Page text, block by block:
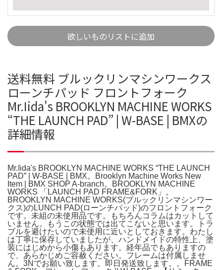
欲しいものリストに追加
送料無料 ブルックリンマシンワークス
ローンチパッド フロントフォーク
Mr.Iida's BROOKLYN MACHINE WORKS
“THE LAUNCH PAD” | W-BASE | BMXの
詳細情報
Mr.Iida's BROOKLYN MACHINE WORKS “THE LAUNCH
PAD” | W-BASE | BMX。Brooklyn Machine Works New
Item | BMX SHOP A-branch。BROOKLYN MACHINE
WORKS 「LAUNCH PAD FRAME&FORK」。
BROOKLYN MACHINE WORKS(ブルックリンマシンワー
クス)のLUNCH PAD(ローンチパッド)のフロントフォーク
です。未組の未使用品です。もちろんコラムはカットして
いません。もうこの状態では出てこないと思います。トラ
ブルを避けたいので未使用に近いとしておきます。わたし
は丁寧に保存していましたが、ハンドメイドの特性上、塗
装にはじめから小傷もあります。経年品でもありますの
で、あらかじめご容赦ください。フレームは付属しませ
ん。3Nでお願い致します。即日発送致します。。FRAME